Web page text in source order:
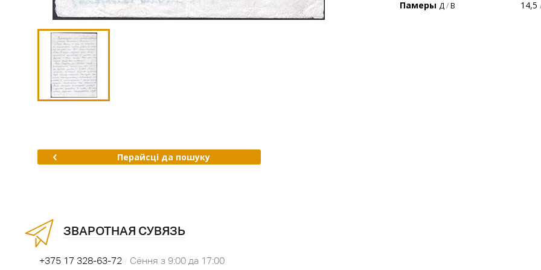
Памеры Д/В 14,5
Перайсці да пошуку
ЗВАРОТНАЯ СУВЯЗЬ
+375 17 328-63-72 / Сёння з 9:00 да 17:00